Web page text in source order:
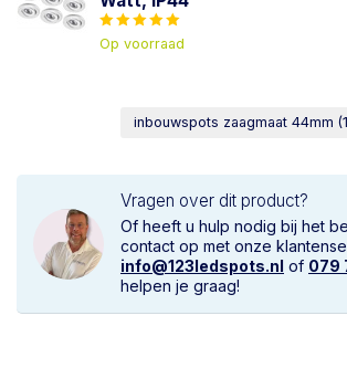
Op voorraad
inbouwspots zaagmaat 44mm
Vragen over dit product?
Of heeft u hulp nodig bij het
contact op met onze
info@123ledspots.nl of 079
helpen je graag!